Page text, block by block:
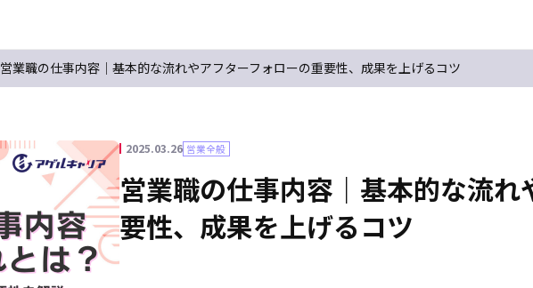
営業職の仕事内容｜基本的な流れやアフターフォローの重要性、成果を上げるコツ
2025.03.26 営業全般
営業職の仕事内容｜基本的な流
要性、成果を上げるコツ